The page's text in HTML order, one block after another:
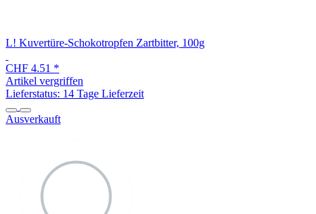
L! Kuvertüre-Schokotropfen Zartbitter, 100g
CHF 4.51 *
Artikel vergriffen
Lieferstatus: 14 Tage Lieferzeit
Ausverkauft